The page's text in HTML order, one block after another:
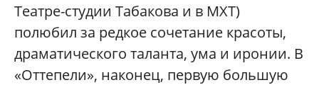
Театре-студии Табакова и в МХТ)
полюбил за редкое сочетание красоты,
драматического таланта, ума и иронии. В
«Оттепели», наконец, первую большую